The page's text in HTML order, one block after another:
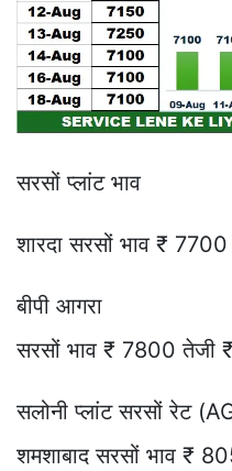
सरसों प्लांट भाव
शारदा सरसों भाव ₹ 7700
बीपी आगरा
सरसों भाव ₹ 7800 तेजी
सलोनी प्लांट सरसों रेट
शमशाबाद सरसों भाव ₹